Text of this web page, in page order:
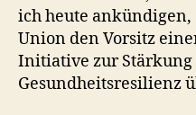
ich heute ankündigen,
Union den Vorsitz
Initiative zur Stärkung
Gesundheitsresilienz